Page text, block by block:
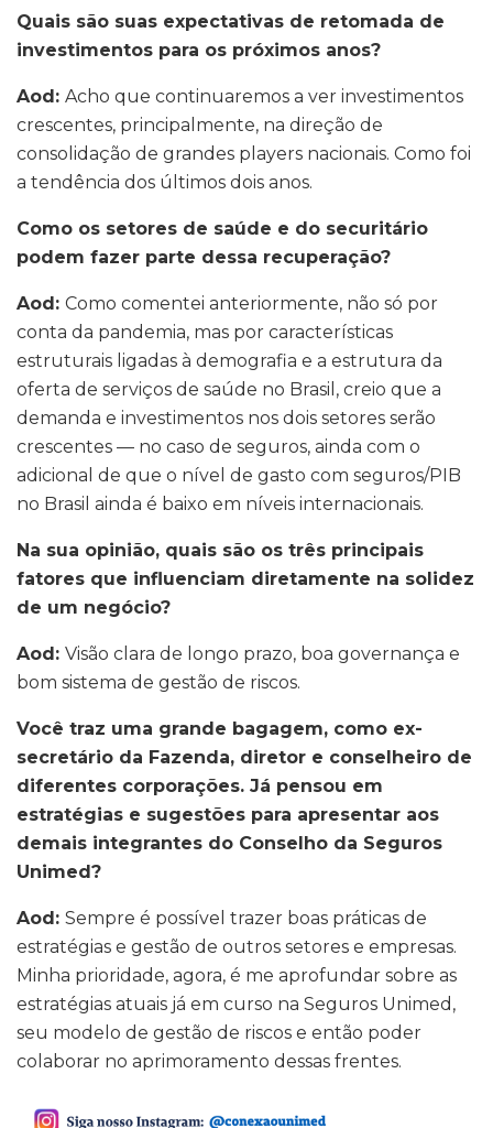
Quais são suas expectativas de retomada de
investimentos para os próximos anos?
Aod: Acho que continuaremos a ver investimentos
crescentes, principalmente, na direção de
consolidação de grandes players nacionais. Como foi
a tendência dos últimos dois anos.
Como os setores de saúde e do securitário
podem fazer parte dessa recuperação?
Aod: Como comentei anteriormente, não só por
conta da pandemia, mas por características
estruturais ligadas à demografia e a estrutura da
oferta de serviços de saúde no Brasil, creio que a
demanda e investimentos nos dois setores serão
crescentes — no caso de seguros, ainda com o
adicional de que o nível de gasto com seguros/PIB
no Brasil ainda é baixo em níveis internacionais.
Na sua opinião, quais são os três principais
fatores que influenciam diretamente na solidez
de um negócio?
Aod: Visão clara de longo prazo, boa governança e
bom sistema de gestão de riscos.
Você traz uma grande bagagem, como ex-
secretário da Fazenda, diretor e conselheiro de
diferentes corporações. Já pensou em
estratégias e sugestões para apresentar aos
demais integrantes do Conselho da Seguros
Unimed?
Aod: Sempre é possível trazer boas práticas de
estratégias e gestão de outros setores e empresas.
Minha prioridade, agora, é me aprofundar sobre as
estratégias atuais já em curso na Seguros Unimed,
seu modelo de gestão de riscos e então poder
colaborar no aprimoramento dessas frentes.